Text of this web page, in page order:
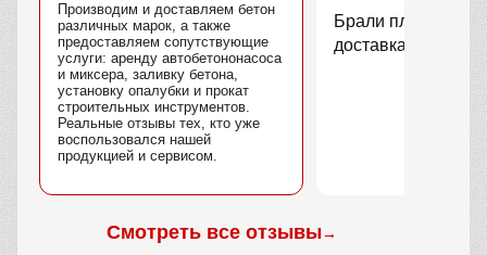
Производим и доставляем бетон
различных марок, а также
предоставляем сопутствующие
услуги: аренду автобетононасоса
и миксера, заливку бетона,
установку опалубки и прокат
строительных инструментов.
Реальные отзывы тех, кто уже
воспользовался нашей
продукцией и сервисом.
Брали плитку для
доставка быстрая.
Смотреть все отзывы→